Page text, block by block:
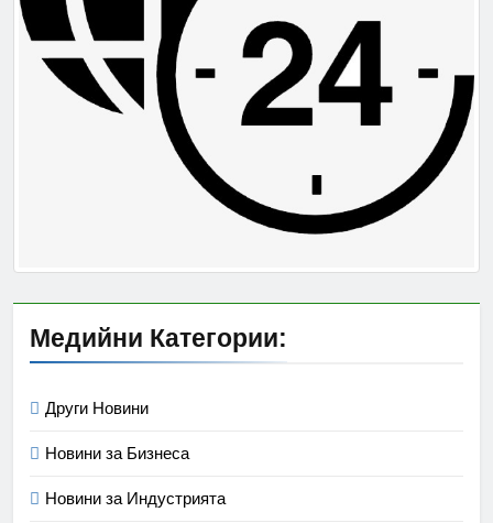
Медийни Категории:
Други Новини
Новини за Бизнеса
Новини за Индустрията